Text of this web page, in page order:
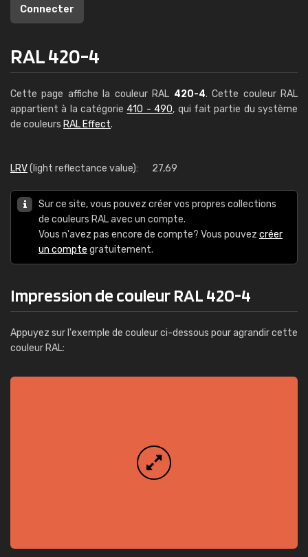
Connecter
RAL 420-4
Cette page affiche la couleur RAL 420-4. Cette couleur RAL
appartient à la catégorie 410 - 490, qui fait partie du système
de couleurs RAL Effect.
LRV(light reflectance value): 27,69
Sur ce site, vous pouvez créer vos propres collections
de couleurs RAL avec un compte.
Vous n'avez pas encore de compte? Vous pouvez créer
un compte gratuitement.
Impression de couleur RAL 420-4
Appuyez sur l'exemple de couleur ci-dessous pour agrandir cette
couleur RAL: